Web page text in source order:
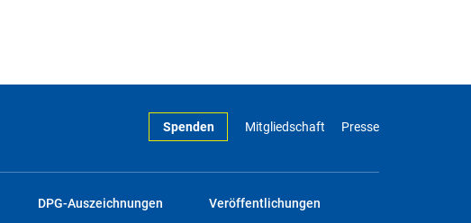
Spenden Mitgliedschaft Presse
DPG-Auszeichnungen Veröffentlichungen